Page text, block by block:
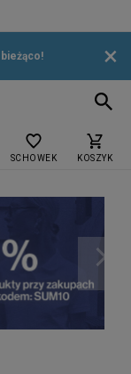
×
SCHOWEK KOSZYK